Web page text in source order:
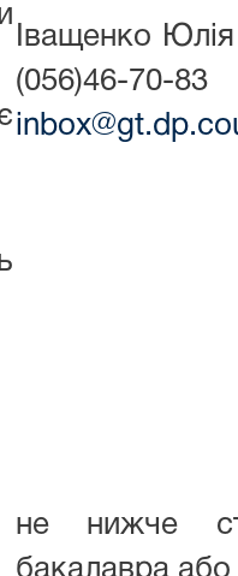
Іващенко
(056)46-70-83
не нижче
бакалавра